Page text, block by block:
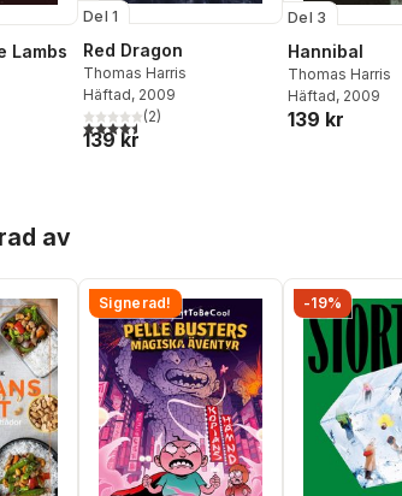
Lambs
Totalt antal röster:
Del 1
Red Dragon
Thomas Harris
Häftad, 2009
4,5utav 5 stjärnor. Totalt antal röster:
(2)
139 kr
Del 3
Hannibal
Thomas Harris
Häftad, 2009
139 kr
av
Signerad! -19%